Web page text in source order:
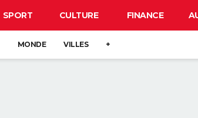
SPORT CULTURE FINANCE
MONDE VILLES +